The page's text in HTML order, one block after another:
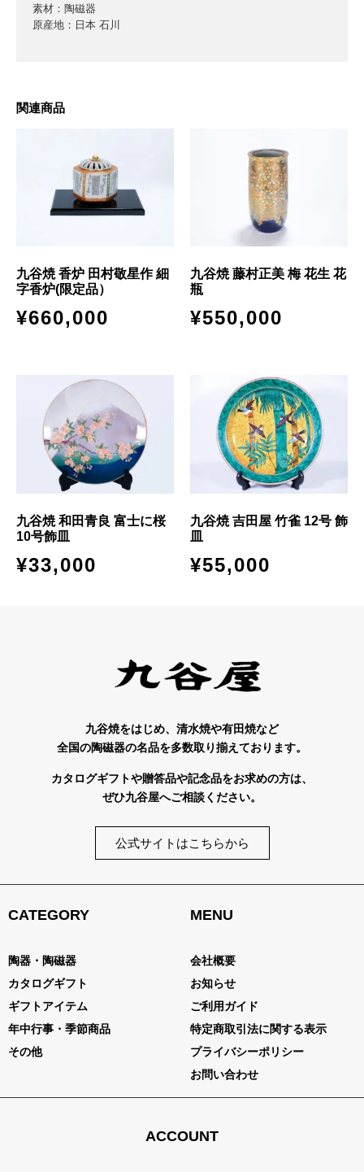
素材：陶磁器
原産地：日本 石川
関連商品
九谷焼 香炉 田村敬星作 細
字香炉(限定品）
¥660,000
九谷焼 藤村正美 梅 花生 花
瓶
¥550,000
九谷焼 和田青良 富士に桜
10号飾皿
¥33,000
九谷焼 吉田屋 竹雀 12号 飾
皿
¥55,000
九谷焼をはじめ、清水焼や有田焼など
全国の陶磁器の名品を多数取り揃えております。
カタログギフトや贈答品や記念品をお求めの方は、
ぜひ九谷屋へご相談ください。
公式サイトはこちらから
CATEGORY
陶器・陶磁器
カタログギフト
ギフトアイテム
年中行事・季節商品
その他
MENU
会社概要
お知らせ
ご利用ガイド
特定商取引法に関する表示
プライバシーポリシー
お問い合わせ
ACCOUNT